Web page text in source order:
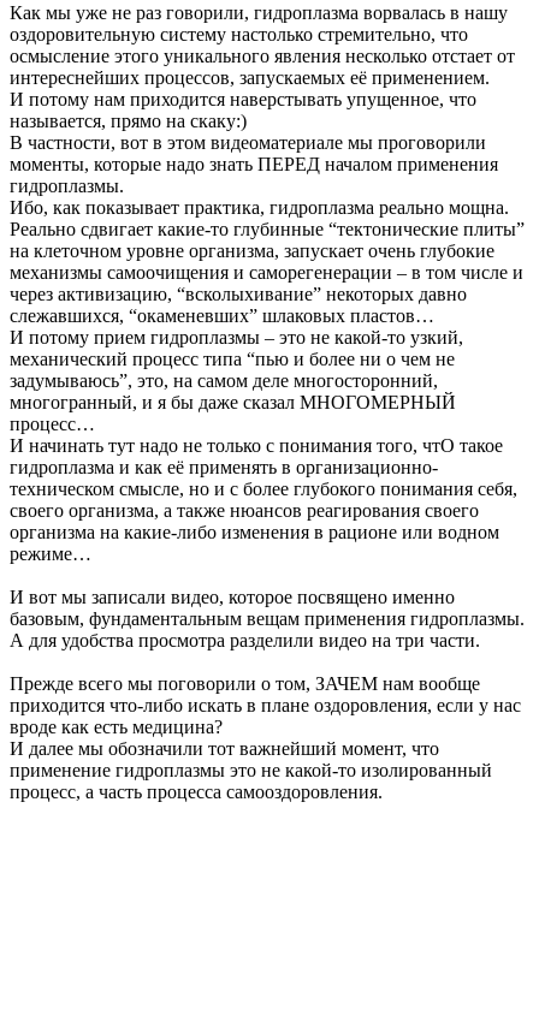
Как мы уже не раз говорили, гидроплазма ворвалась в нашу
оздоровительную систему настолько стремительно, что
осмысление этого уникального явления несколько отстает от
интереснейших процессов, запускаемых её применением.
И потому нам приходится наверстывать упущенное, что
называется, прямо на скаку:)
В частности, вот в этом видеоматериале мы проговорили
моменты, которые надо знать ПЕРЕД началом применения
гидроплазмы.
Ибо, как показывает практика, гидроплазма реально мощна.
Реально сдвигает какие-то глубинные “тектонические плиты”
на клеточном уровне организма, запускает очень глубокие
механизмы самоочищения и саморегенерации – в том числе и
через активизацию, “всколыхивание” некоторых давно
слежавшихся, “окаменевших” шлаковых пластов…
И потому прием гидроплазмы – это не какой-то узкий,
механический процесс типа “пью и более ни о чем не
задумываюсь”, это, на самом деле многосторонний,
многогранный, и я бы даже сказал МНОГОМЕРНЫЙ
процесс…
И начинать тут надо не только с понимания того, чтО такое
гидроплазма и как её применять в организационно-
техническом смысле, но и с более глубокого понимания себя,
своего организма, а также нюансов реагирования своего
организма на какие-либо изменения в рационе или водном
режиме…
И вот мы записали видео, которое посвящено именно
базовым, фундаментальным вещам применения гидроплазмы.
А для удобства просмотра разделили видео на три части.
Прежде всего мы поговорили о том, ЗАЧЕМ нам вообще
приходится что-либо искать в плане оздоровления, если у нас
вроде как есть медицина?
И далее мы обозначили тот важнейший момент, что
применение гидроплазмы это не какой-то изолированный
процесс, а часть процесса самооздоровления.